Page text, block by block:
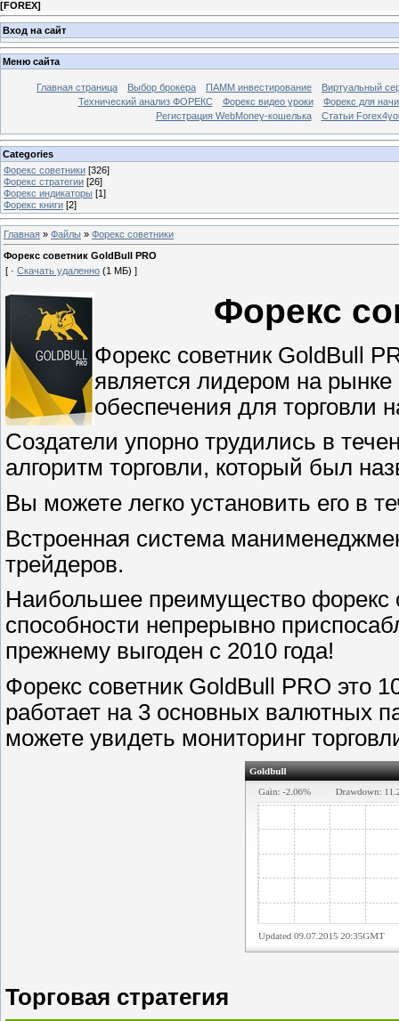
[FOREX]
Вход на сайт
Меню сайта
Главная страница Выбор брокера ПАММ инвестирование
Виртуальный
Технический анализ ФОРЕКС
Форекс видео уроки
Форекс для
Регистрация WebMoney-кошелька
Статьи
Categories
Форекс cоветники [326]
Форекс стратегии [26]
Форекс индикаторы [1]
Форекс книги [2]
Главная » Файлы » Форекс cоветники
Форекс советник GoldBull PRO
[ · Скачать удаленно (1 МБ) ]
Форекс
Форекс советник GoldBull
является лидером на рынке
обеспечения для торговли
Создатели упорно трудились в
алгоритм торговли, который был
Вы можете легко установить его в
Встроенная система
трейдеров.
Наибольшее преимущество форекс
способности непрерывно
прежнему выгоден с 2010 года!
Форекс советник GoldBull PRO это
работает на 3 основных валютных
можете увидеть мониторинг
Торговая стратегия